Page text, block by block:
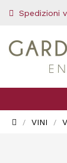
Spedizioni
VINI